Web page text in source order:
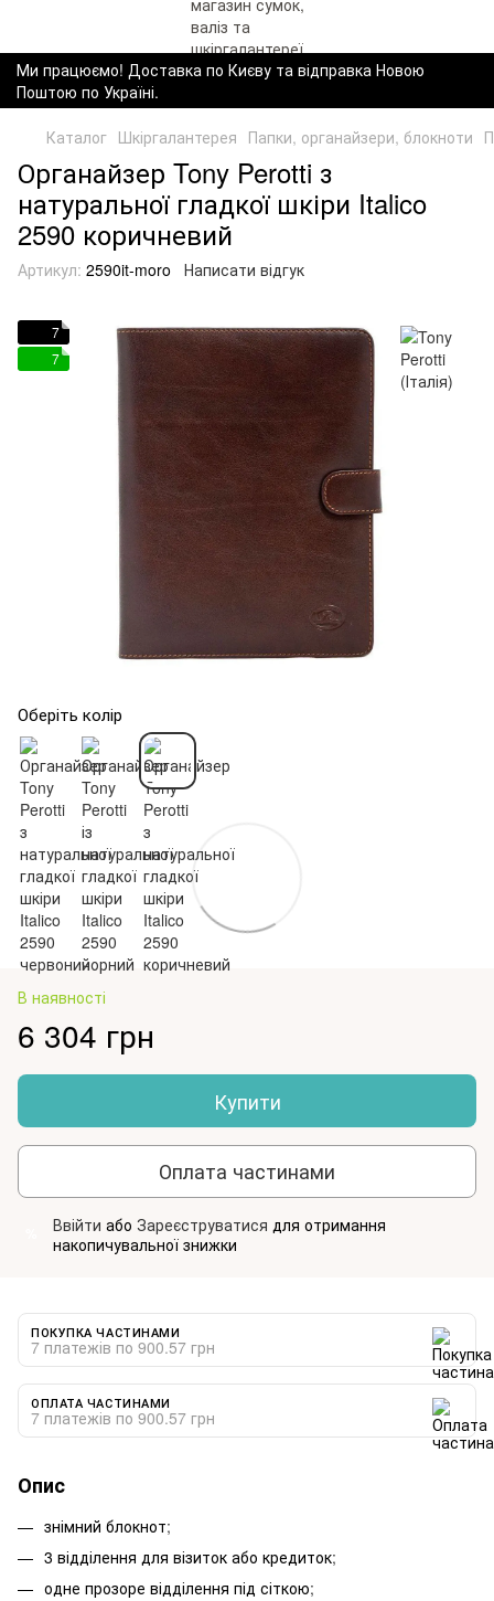
Ми працюємо! Доставка по Києву та відправка Новою
Поштою по Україні.
Каталог Шкіргалантерея Папки, органайзери, блокноти
Органайзер Tony Perotti з
натуральної гладкої шкіри Italico
2590 коричневий
Артикул: 2590it-moro Написати відгук
7
7
Оберіть колір
В наявності
6 304 грн
Купити
Оплата частинами
Ввійти або Зареєструватися для отримання
накопичувальної знижки
ПОКУПКА ЧАСТИНАМИ
7 платежів по 900.57 грн
ОПЛАТА ЧАСТИНАМИ
7 платежів по 900.57 грн
Опис
знімний блокнот;
3 відділення для візиток або кредиток;
одне прозоре відділення під сіткою;